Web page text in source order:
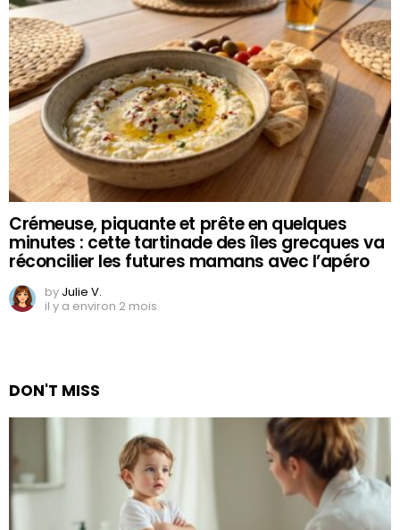
Crémeuse, piquante et prête en quelques
minutes : cette tartinade des îles grecques va
réconcilier les futures mamans avec l’apéro
by Julie V.
il y a environ 2 mois
DON'T MISS